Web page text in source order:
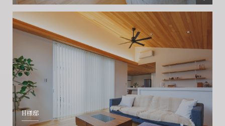
H様邸
閉じる
閉じる
閉じる